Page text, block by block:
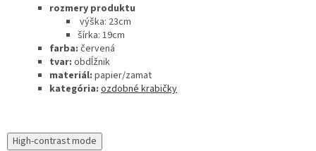
rozmery produktu
výška: 23cm
šírka: 19cm
farba: červená
tvar: obdĺžnik
materiál: papier/zamat
kategória: ozdobné krabičky
High-contrast mode